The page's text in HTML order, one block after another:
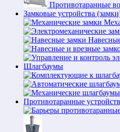
Противотаранные
Замковые устройства
Шлагбаумы
Противотаранные